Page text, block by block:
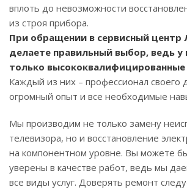
вплоть до невозможности
из строя прибора.
При обращении в сервисный центр
делаете правильный выбор, ведь у
только
Каждый из них – профессионал своего
огромный опыт и все необходимые
Мы производим не только замену
телевизора, но и восстановление
на компонентном уровне. Вы можете
уверены в качестве работ, ведь мы
все виды услуг. Доверять ремонт